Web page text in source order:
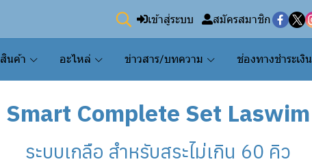
เข้าสู่ระบบ สมัครสมาชิก
สินค้า อะไหล่ ข่าวสาร/บทความ ช่องทางชำระเงิน
Smart Complete Set Laswim
ระบบเกลือ สำหรับสระไม่เกิน 60 คิว